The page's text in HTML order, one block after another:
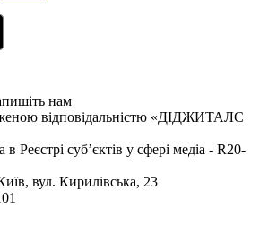
нам
відповідальністю «ДІДЖИТАЛС
в Реєстрі суб’єктів у сфері медіа - R20-
вул. Кирилівська, 23